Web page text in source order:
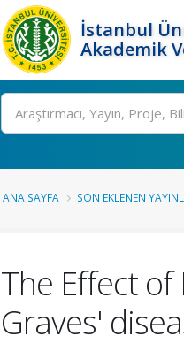
İstanbul
Akademik
Ara
ANA SAYFA SON EKLENEN
The Effect
Graves'